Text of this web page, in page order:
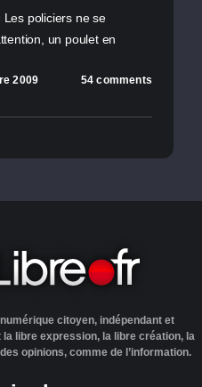
Les policiers ne se
un poulet en
2009 54 comments
citoyen, indépendant et
libre expression, la libre création, la
opinions, comme de l’information.